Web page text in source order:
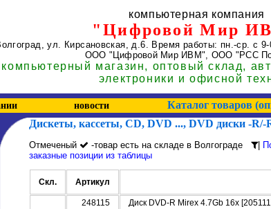
компьютерная компания
"Цифровой Мир
,ул. Кирсановская, д.6. Время работы: пн.-ср. с
ООО "Цифровой Мир ИВМ", ООО "РСС
магазин, оптовый склад,
электроники и офисной
новости Каталог товаров
Дискеты, кассеты, CD, DVD ..., DVD диски -
Отмеченый -товар есть на складе в Волгограде |
заказные позиции из таблицы
Скл. Артикул
248115
Диск DVD-R Mirex 4.7Gb 16x